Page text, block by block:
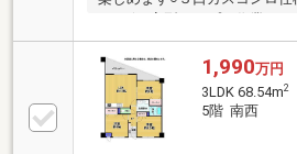
な住宅街にある落ち着いた住
３分程度と低学年のお子様に
コンビニが徒歩３分圏内で
い物にとっても便利！【当社
ビス】・当社在籍スタッフは
するエキスパート！・物件購
1,990万円
3LDK 68.54m2
5階 南西